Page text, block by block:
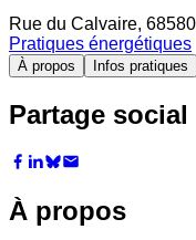
Rue du Calvaire,
Pratiques énergétiques
À propos Infos pratiques
Partage social
À propos